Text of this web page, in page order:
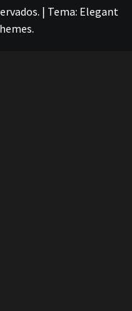
| Tema: Elegant
.